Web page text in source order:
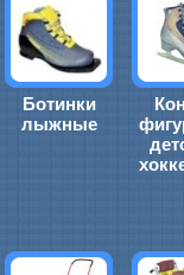
Ботинки
лыжные